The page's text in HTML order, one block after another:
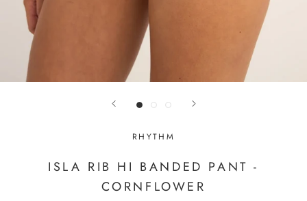
RHYTHM
ISLA RIB HI BANDED PANT -
CORNFLOWER